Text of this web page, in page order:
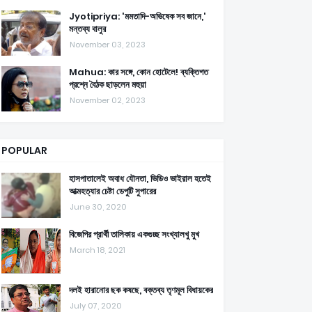
Jyotipriya: 'মমতাদি-অভিষেক সব জানে,'
মন্তব্য বালুর
November 03, 2023
Mahua: কার সঙ্গে, কোন হোটেলে! ব্যক্তিগত
প্রশ্নে বৈঠক ছাড়লেন মহুয়া
November 02, 2023
POPULAR
হাসপাতালেই অবাধ যৌনতা, ভিডিও ভাইরাল হতেই
আত্মহত্যার চেষ্টা ডেপুটি সুপারের
June 30, 2020
বিজেপির প্রার্থী তালিকায় একগুচ্ছ সংখ্যালখু মুখ
March 18, 2021
দলই হারানোর ছক কষছে, বক্তব্য তৃণমূল বিধায়কের
July 07, 2020